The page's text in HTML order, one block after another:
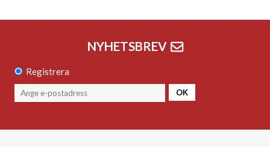
NYHETSBREV
Registrera
OK